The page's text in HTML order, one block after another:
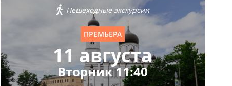
Пешеходные экскурсии
ПРЕМЬЕРА
11 августа
Вторник 11:40